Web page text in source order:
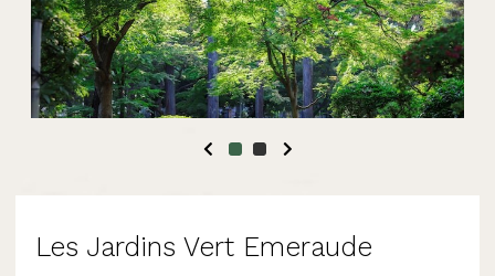
Les Jardins Vert Emeraude